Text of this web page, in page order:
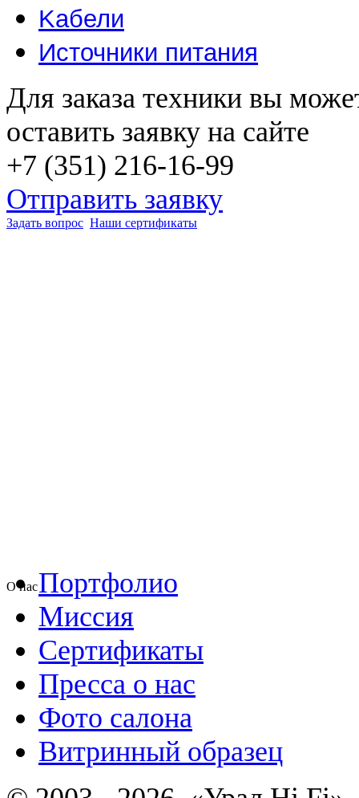
Kабели
Источники питания
Для заказа техники вы
оставить заявку на сайте
+7 (351) 216-16-99
Отправить заявку
Задать вопрос Наши сертификаты
О насПортфолио
Миссия
Сертификаты
Пресса о нас
Фото салона
Витринный образец